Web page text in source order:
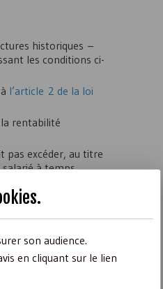
historiques –
les conditions ci-
l’article 2 de la loi
rentabilité
pas excéder, au titre
à temps
(cette
un emploi à temps
figurer dans
d’instruments
.
son audience.
en cliquant sur le lien